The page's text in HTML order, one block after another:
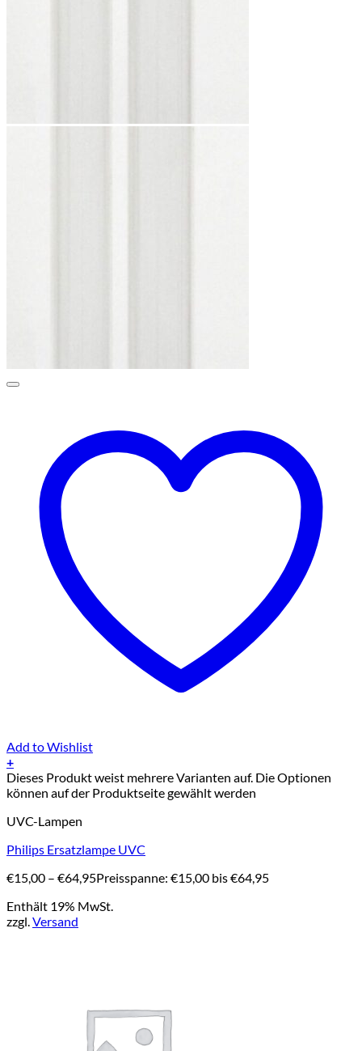
Add to Wishlist
+
Dieses Produkt weist mehrere Varianten auf. Die Optionen
können auf der Produktseite gewählt werden
UVC-Lampen
Philips Ersatzlampe UVC
€15,00 – €64,95Preisspanne: €15,00 bis €64,95
Enthält 19% MwSt.
zzgl.Versand